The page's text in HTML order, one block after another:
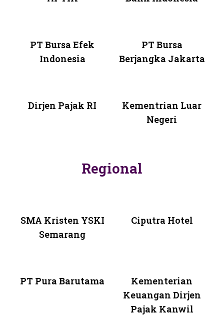
PT Bursa Efek
Indonesia
PT Bursa
Berjangka Jakarta
Dirjen Pajak RI
Kementrian Luar
Negeri
Regional
SMA Kristen YSKI
Semarang
Ciputra Hotel
PT Pura Barutama
Kementerian
Keuangan Dirjen
Pajak Kanwil